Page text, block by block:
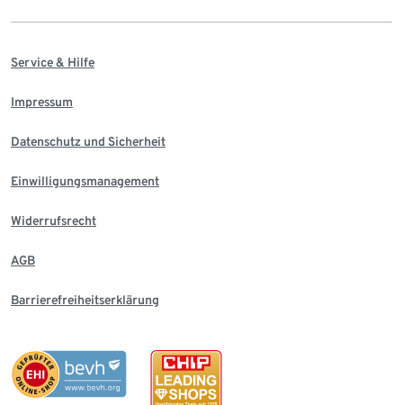
Service & Hilfe
Impressum
Datenschutz und Sicherheit
Einwilligungsmanagement
Widerrufsrecht
AGB
Barrierefreiheitserklärung